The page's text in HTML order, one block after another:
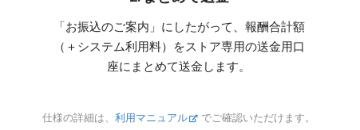
「お振込のご案内」にしたがって、報酬合計額
（＋システム利用料）をストア専用の送金用口
座にまとめて送金します。
仕様の詳細は、利用マニュアル でご確認いただけます。